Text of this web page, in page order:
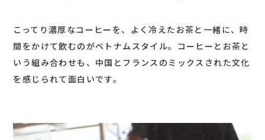
こってり濃厚なコーヒーを、よく冷えたお茶と一緒に、時
間をかけて飲むのがベトナムスタイル。コーヒーとお茶と
いう組み合わせも、中国とフランスのミックスされた文化
を感じられて面白いです。